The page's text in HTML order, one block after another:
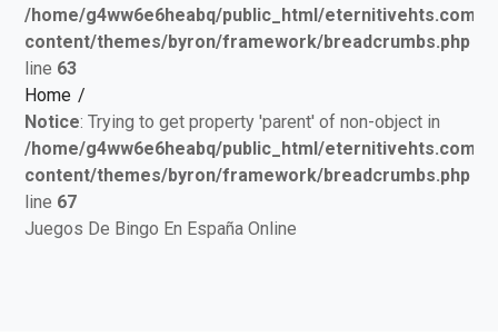
/home/g4ww6e6heabq/public_html/eternitivehts.com/
content/themes/byron/framework/breadcrumbs.php
line 63
Home
Notice: Trying to get property 'parent' of non-object in
/home/g4ww6e6heabq/public_html/eternitivehts.com/
content/themes/byron/framework/breadcrumbs.php
line 67
Juegos De Bingo En España Online